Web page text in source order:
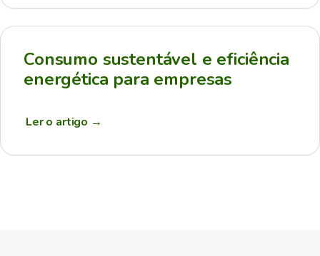
Consumo sustentável e eficiência
energética para empresas
Ler o artigo →